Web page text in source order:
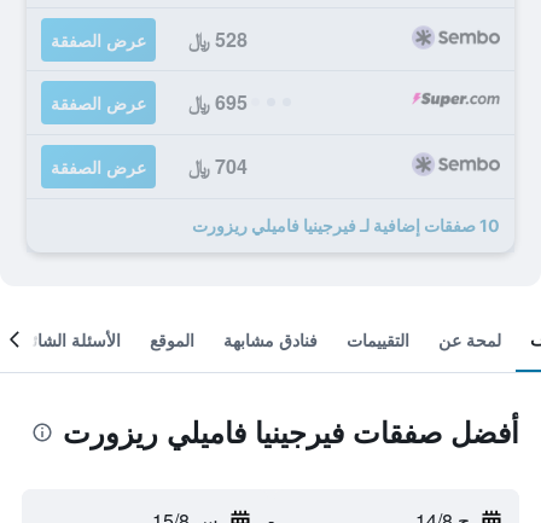
528 ﷼ عرض الصفقة
695 ﷼ عرض الصفقة
704 ﷼ عرض الصفقة
10 صفقات إضافية لـ فيرجينيا فاميلي ريزورت
لمحة عن التقييمات فنادق مشابهة الموقع الأسئلة الشائعة
أفضل صفقات فيرجينيا فاميلي ريزورت